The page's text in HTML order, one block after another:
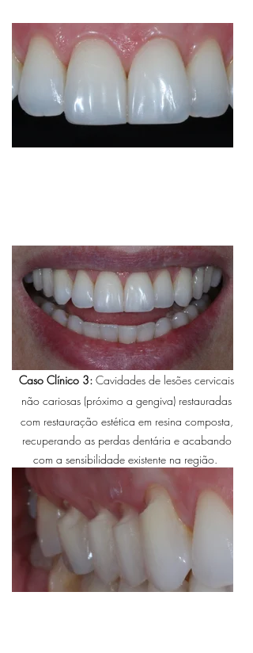
Caso Clínico 3: Cavidades de lesões cervicais
não cariosas (próximo a gengiva) restauradas
com restauração estética em resina composta,
recuperando as perdas dentária e acabando
com a sensibilidade existente na região.